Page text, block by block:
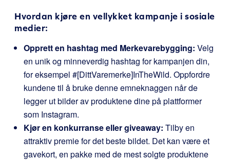
Hvordan kjøre en vellykket kampanje i sosiale
medier:
Opprett en hashtag med Merkevarebygging: Velg
en unik og minneverdig hashtag for kampanjen din,
for eksempel #[DittVaremerke]InTheWild. Oppfordre
kundene til å bruke denne emneknaggen når de
legger ut bilder av produktene dine på plattformer
som Instagram.
Kjør en konkurranse eller giveaway: Tilby en
attraktiv premie for det beste bildet. Det kan være et
gavekort, en pakke med de mest solgte produktene